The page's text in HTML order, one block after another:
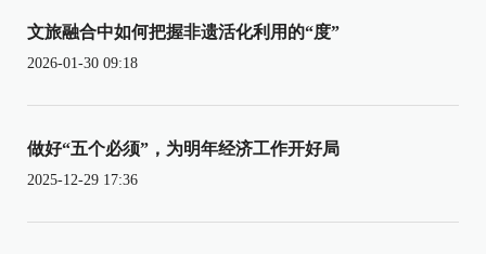
文旅融合中如何把握非遗活化利用的“度”
2026-01-30 09:18
做好“五个必须”，为明年经济工作开好局
2025-12-29 17:36